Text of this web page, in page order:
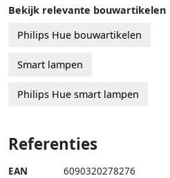
Bekijk relevante bouwartikelen
Philips Hue bouwartikelen
Smart lampen
Philips Hue smart lampen
Referenties
EAN 6090320278276